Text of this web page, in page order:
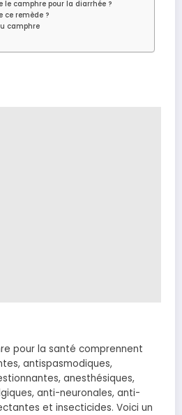
camphre pour la diarrhée ?
ce remède ?
camphre
pour la santé comprennent
antispasmodiques,
anesthésiques,
anti-neuronales, anti-
et insecticides. Voici un